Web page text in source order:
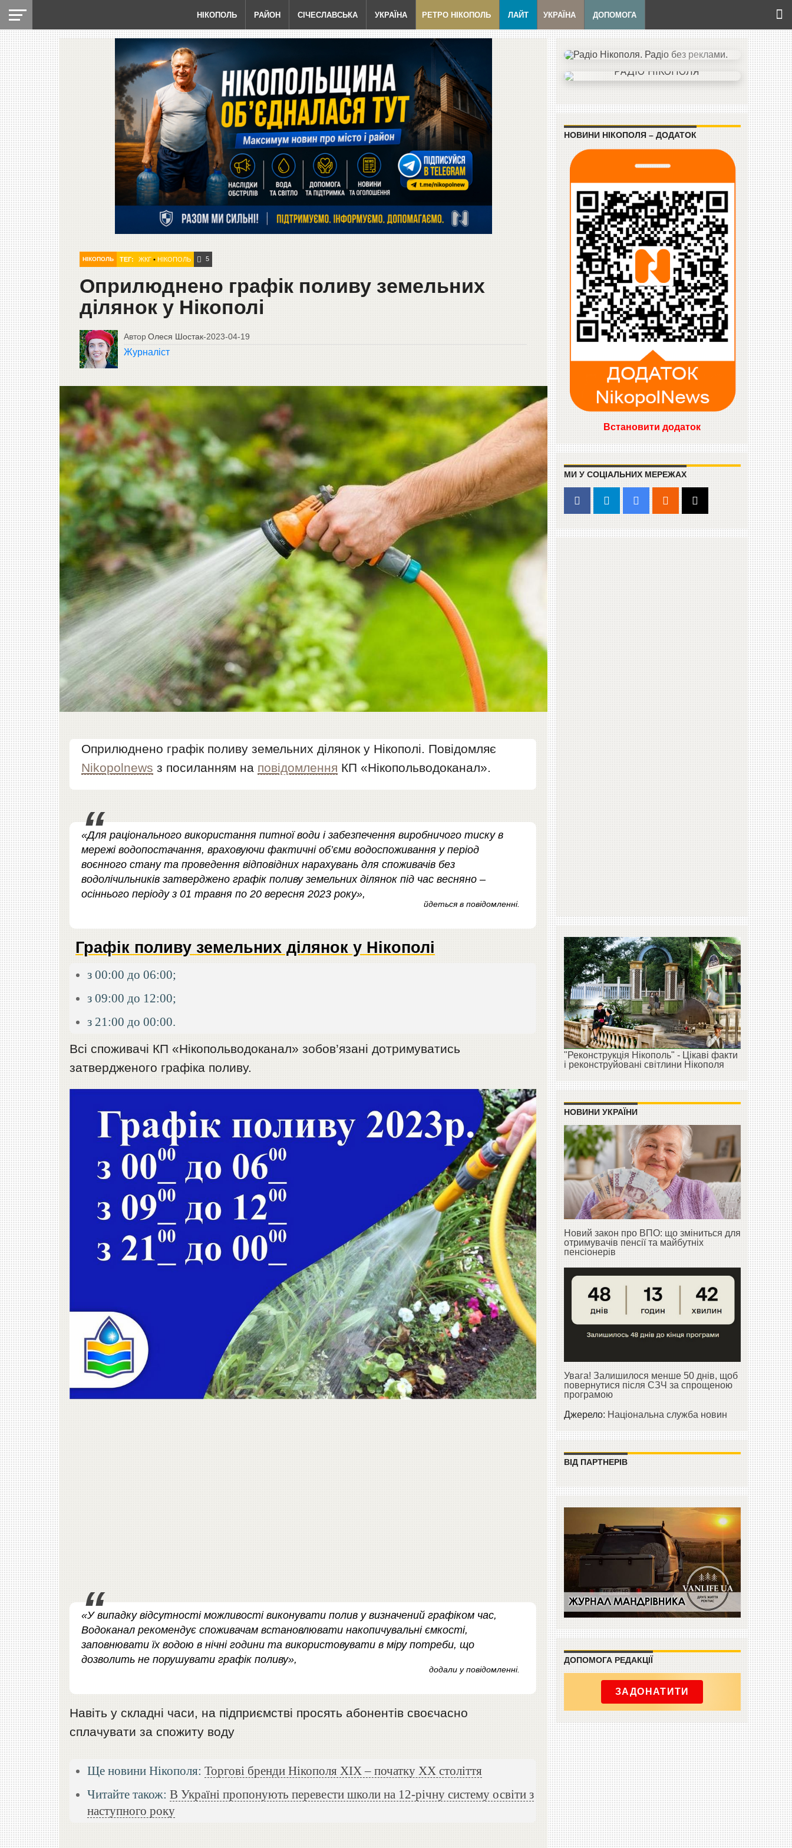
НІКОПОЛЬ РАЙОН СІЧЕСЛАВСЬКА УКРАЇНА РЕТРО НІКОПОЛЬ ЛАЙТ УКРАЇНА ДОПОМОГА
НІКОПОЛЬ ТЕГ: ЖКГ• НІКОПОЛЬ 5
Оприлюднено графік поливу земельних
ділянок у Нікополі
Автор Олеся Шостак-2023-04-19
Журналіст
Оприлюднено графік поливу земельних ділянок у Нікополі. Повідомляє
Nikopolnews з посиланням на повідомлення КП «Нікопольводоканал».
«Для раціонального використання питної води і забезпечення виробничого тиску в
мережі водопостачання, враховуючи фактичні об’єми водоспоживання у період
воєнного стану та проведення відповідних нарахувань для споживачів без
водолічильників затверджено графік поливу земельних ділянок під час весняно –
осіннього періоду з 01 травня по 20 вересня 2023 року»,
йдеться в повідомленні.
Графік поливу земельних ділянок у Нікополі
з 00:00 до 06:00;
з 09:00 до 12:00;
з 21:00 до 00:00.
Всі споживачі КП «Нікопольводоканал» зобов’язані дотримуватись
затвердженого графіка поливу.
«У випадку відсутності можливості виконувати полив у визначений графіком час,
Водоканал рекомендує споживачам встановлювати накопичувальні ємкості,
заповнювати їх водою в нічні години та використовувати в міру потреби, що
дозволить не порушувати графік поливу»,
додали у повідомленні.
Навіть у складні часи, на підприємстві просять абонентів своєчасно
сплачувати за спожиту воду
Ще новини Нікополя:Торгові бренди Нікополя ХІХ – початку ХХ століття
Читайте також:В Україні пропонують перевести школи на 12-річну систему освіти з
наступного року
НОВИНИ НІКОПОЛЯ – ДОДАТОК
Встановити додаток
МИ У СОЦІАЛЬНИХ МЕРЕЖАХ
"Реконструкція Нікополь" - Цікаві факти
і реконструйовані світлини Нікополя
НОВИНИ УКРАЇНИ
Новий закон про ВПО: що зміниться для
отримувачів пенсії та майбутніх
пенсіонерів
Увага! Залишилося менше 50 днів, щоб
повернутися після СЗЧ за спрощеною
програмою
Джерело:Національна служба новин
ВІД ПАРТНЕРІВ
ДОПОМОГА РЕДАКЦІЇ
ЗАДОНАТИТИ